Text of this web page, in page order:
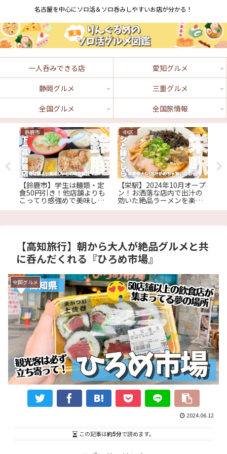
名古屋を中心にソロ活＆ソロ呑みしやすいお店が分かる！
一人呑みできる店
愛知グルメ
静岡グルメ
三重グルメ
全国グルメ
全国旅情報
鈴鹿市
【鈴鹿市】学生は麺類・定
食50円引き！他店舗よりも
こってり感強めで美味しい
中区
【栄駅】2024年10月オープ
ン！お洒落な店内で出汁の
効いた絶品ラーメンを楽し
【高知旅行】朝から大人が絶品グルメと共
に呑んだくれる『ひろめ市場』
全国グルメ
2024.06.12
この記事は約5分で読めます。